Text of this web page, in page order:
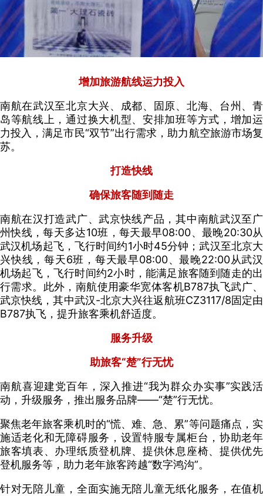
增加旅游航线运力投入
南航在武汉至北京大兴、成都、固原、北海、台州、青
岛等航线上，通过换大机型、安排加班等方式，增加运
力投入，满足市民“双节”出行需求，助力航空旅游市场复
苏。
打造快线
确保旅客随到随走
南航在汉打造武广、武京快线产品，其中南航武汉至广
州快线，每天多达10班，每天最早08:00、最晚20:30从
武汉机场起飞，飞行时间约1小时45分钟；武汉至北京大
兴快线，每天6班，每天最早08:00、最晚22:00从武汉
机场起飞，飞行时间约2小时，能满足旅客随到随走的出
行需求。此外，南航使用豪华宽体客机B787执飞武广、
武京快线，其中武汉-北京大兴往返航班CZ3117/8固定由
B787执飞，提升旅客乘机舒适度。
服务升级
助旅客“楚”行无忧
南航喜迎建党百年，深入推进“我为群众办实事”实践活
动，升级服务，推出服务品牌——“楚”行无忧。
聚焦老年旅客乘机时的“慌、难、急、累”等问题痛点，实
施适老化和无障碍服务，设置特服专属柜台，协助老年
旅客填表、办理纸质登机牌、提供休息座椅、提供优先
登机服务等，助力老年旅客跨越“数字鸿沟”。
针对无陪儿童，全面实施无陪儿童无纸化服务，在值机